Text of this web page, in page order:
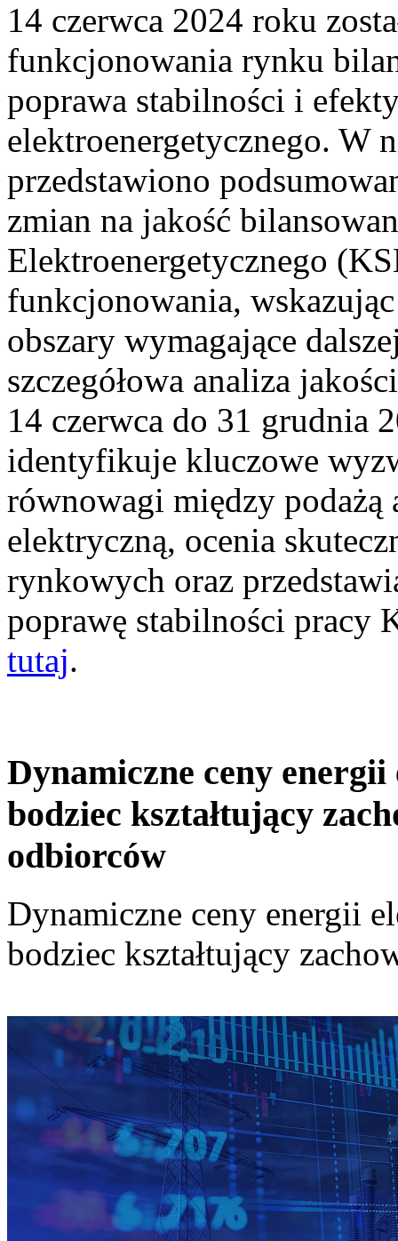
14 czerwca 2024 roku
funkcjonowania rynku
poprawa stabilności i
elektroenergetycznego. W
przedstawiono
zmian na jakość
Elektroenergetycznego
funkcjonowania,
obszary wymagające
szczegółowa analiza
14 czerwca do 31 grudnia
identyfikuje kluczowe
równowagi między podażą
elektryczną, ocenia
rynkowych oraz
poprawę stabilności pracy
tutaj.
Dynamiczne ceny
bodziec kształtujący
odbiorców
Dynamiczne ceny energii
bodziec kształtujący